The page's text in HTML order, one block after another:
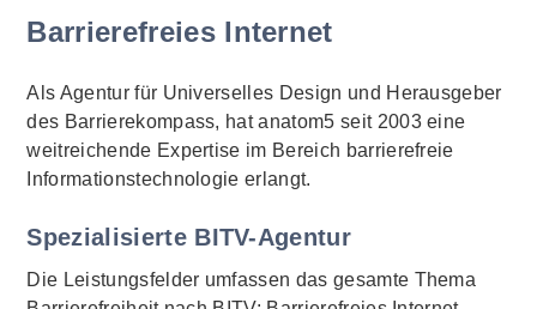
Barrierefreies Internet
Als Agentur für Universelles Design und Herausgeber
des Barrierekompass, hat anatom5 seit 2003 eine
weitreichende Expertise im Bereich barrierefreie
Informationstechnologie erlangt.
Spezialisierte BITV-Agentur
Die Leistungsfelder umfassen das gesamte Thema